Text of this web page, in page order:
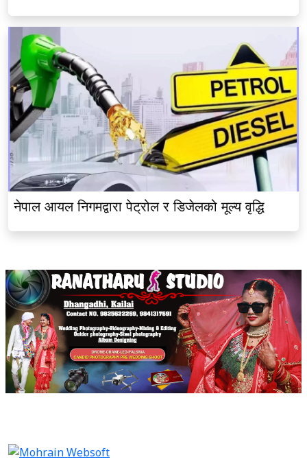
नेपाल आयल निगमद्वारा पेट्रोल र डिजेलको मूल्य वृद्धि